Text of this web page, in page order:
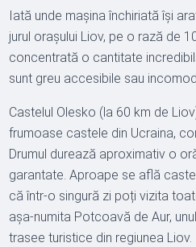
Iată unde mașina închiriată își
jurul orașului Liov, pe o rază de
concentrată o cantitate
sunt greu accesibile sau
Castelul Olesko (la 60 km de
frumoase castele din Ucraina,
Drumul durează aproximativ o
garantate. Aproape se află
că într-o singură zi poți vizita
așa-numita Potcoavă de Aur,
trasee turistice din regiunea Liov.